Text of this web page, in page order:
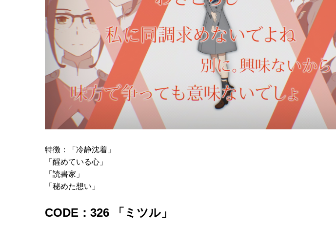
特徴：「冷静沈着」
「醒めている心」
「読書家」
「秘めた想い」
CODE：326 「ミツル」